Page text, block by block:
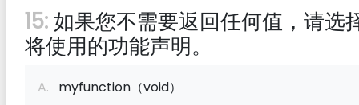
15:如果您不需要返回任何值，请选
将使用的功能声明。
A. myfunction（void）